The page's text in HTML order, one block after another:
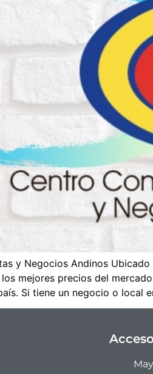
y Negocios Andinos
mejores precios del
Si tiene un negocio o local